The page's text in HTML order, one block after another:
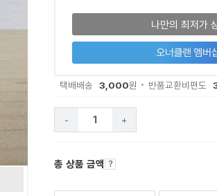
나만의 최저가
택배배송 3,000원 반품교환비편도
- +
총 상품 금액